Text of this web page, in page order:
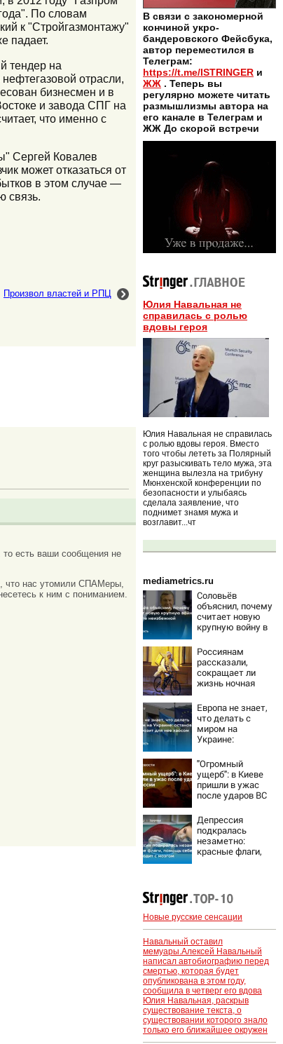
По словам
к "Стройгазмонтажу"
падает.
тендер на
отрасли,
бизнесмен и в
и завода СПГ на
что именно с
Сергей Ковалев
может отказаться от
в этом случае —
связь.
Произвол властей и РПЦ
есть ваши сообщения не
что нас утомили СПАМеры,
к ним с пониманием.
В связи с закономерной
кончиной укро-
бандеровского Фейсбука,
автор переместился в
Телеграм:
https://t.me/ISTRINGER и
ЖЖ . Теперь вы
регулярно можете читать
размышлизмы автора на
его канале в Телеграм и
ЖЖ До скорой встречи
Юлия Навальная не
справилась с ролью
вдовы героя
Юлия Навальная не справилась
с ролью вдовы героя. Вместо
того чтобы лететь за Полярный
круг разыскивать тело мужа, эта
женщина вылезла на трибуну
Мюнхенской конференции по
безопасности и улыбаясь
сделала заявление, что
поднимет знамя мужа и
возглавит...чт
mediametrics.ru
Соловьёв
объяснил, почему
считает новую
крупную войну в
неизбежной
Россиянам
рассказали,
сокращает ли
жизнь ночная
Европа не знает,
что делать с
миром на
Украине:
грозит для нее
хаосом
"Огромный
ущерб": в Киеве
пришли в ужас
после ударов ВС
Депрессия
подкралась
незаметно:
красные флаги,
Новые русские сенсации
Навальный оставил
мемуары.Алексей Навальный
написал автобиографию перед
смертью, которая будет
опубликована в этом году,
сообщила в четверг его вдова
Юлия Навальная, раскрыв
существование текста, о
существовании которого знало
только его ближайшее окружен